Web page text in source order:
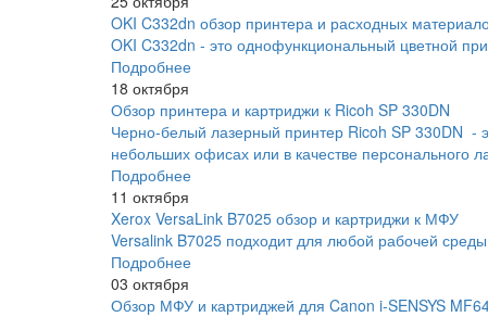
OKI C332dn обзор принтера и расходных
OKI C332dn - это однофункциональный цветной
Подробнее
18 октября
Обзор принтера и картриджи к Ricoh SP 330DN
Черно-белый лазерный принтер Ricoh SP 330DN -
небольших офисах или в качестве персонального
Подробнее
11 октября
Xerox VersaLink B7025 обзор и картриджи к МФУ
Versalink B7025 подходит для любой рабочей
Подробнее
03 октября
Обзор МФУ и картриджей для Canon i-SENSYS